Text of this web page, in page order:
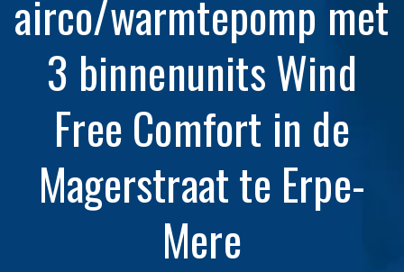
airco/warmtepomp met
3 binnenunits Wind
Free Comfort in de
Magerstraat te Erpe-
Mere